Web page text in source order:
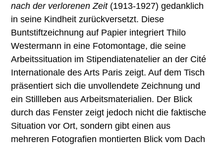
nach der verlorenen Zeit(1913-1927) gedanklich
in seine Kindheit zurückversetzt. Diese
Buntstiftzeichnung auf Papier integriert Thilo
Westermann in eine Fotomontage, die seine
Arbeitssituation im Stipendiatenatelier an der Cité
Internationale des Arts Paris zeigt. Auf dem Tisch
präsentiert sich die unvollendete Zeichnung und
ein Stillleben aus Arbeitsmaterialien. Der Blick
durch das Fenster zeigt jedoch nicht die faktische
Situation vor Ort, sondern gibt einen aus
mehreren Fotografien montierten Blick vom Dach